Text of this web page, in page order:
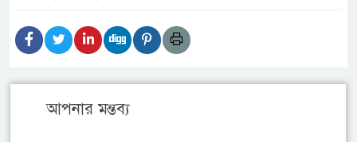
আপনার মন্তব্য